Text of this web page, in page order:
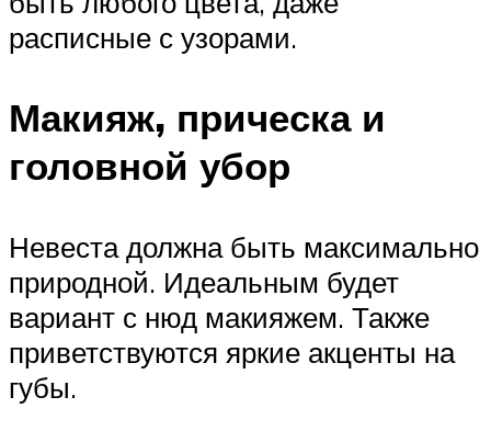
расписные с узорами.
Макияж, прическа и
головной убор
Невеста должна быть максимально
природной. Идеальным будет
вариант с нюд макияжем. Также
приветствуются яркие акценты на
губы.